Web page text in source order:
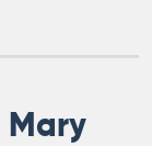
Mary